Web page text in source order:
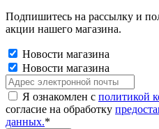
Подпишитесь на рассылку и
акции нашего магазина.
Новости магазина
Новости магазина
Я ознакомлен с политикой
согласие на обработку
данных.*